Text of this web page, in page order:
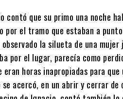
contó que su primo una noche
el tramo que estaban a
la silueta de una
por el lugar, parecía como
horas inapropiadas para
acercó, en un abrir y cerrar de